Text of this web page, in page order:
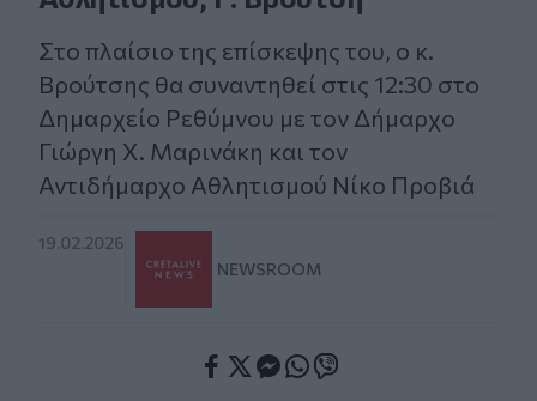
Στο πλαίσιο της επίσκεψης του, ο κ.
Βρούτσης θα συναντηθεί στις 12:30 στο
Δημαρχείο Ρεθύμνου με τον Δήμαρχο
Γιώργη Χ. Μαρινάκη και τον
Αντιδήμαρχο Αθλητισμού Νίκο Προβιά
19.02.2026
NEWSROOM